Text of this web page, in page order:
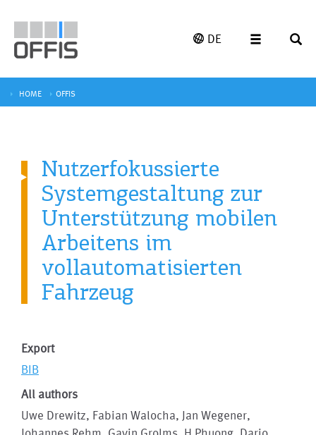
DE
HOME OFFIS
Nutzerfokussierte
Systemgestaltung zur
Unterstützung mobilen
Arbeitens im
vollautomatisierten
Fahrzeug
Export
BIB
All authors
Uwe Drewitz, Fabian Walocha, Jan Wegener,